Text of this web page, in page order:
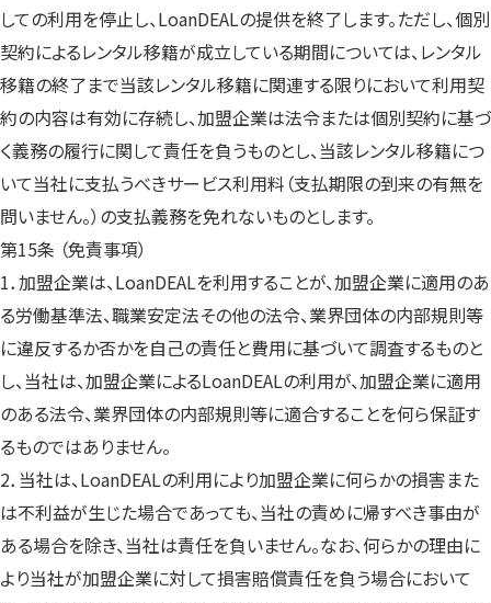
しての利用を停止し、LoanDEALの提供を終了します。ただし、個別
契約によるレンタル移籍が成立している期間については、レンタル
移籍の終了まで当該レンタル移籍に関連する限りにおいて利用契
約の内容は有効に存続し、加盟企業は法令または個別契約に基づ
く義務の履行に関して責任を負うものとし、当該レンタル移籍につ
いて当社に支払うべきサービス利用料（支払期限の到来の有無を
問いません。）の支払義務を免れないものとします。
第15条 （免責事項）
1．加盟企業は、LoanDEALを利用することが、加盟企業に適用のあ
る労働基準法、職業安定法その他の法令、業界団体の内部規則等
に違反するか否かを自己の責任と費用に基づいて調査するものと
し、当社は、加盟企業によるLoanDEALの利用が、加盟企業に適用
のある法令、業界団体の内部規則等に適合することを何ら保証す
るものではありません。
2．当社は、LoanDEALの利用により加盟企業に何らかの損害また
は不利益が生じた場合であっても、当社の責めに帰すべき事由が
ある場合を除き、当社は責任を負いません。なお、何らかの理由に
より当社が加盟企業に対して損害賠償責任を負う場合において